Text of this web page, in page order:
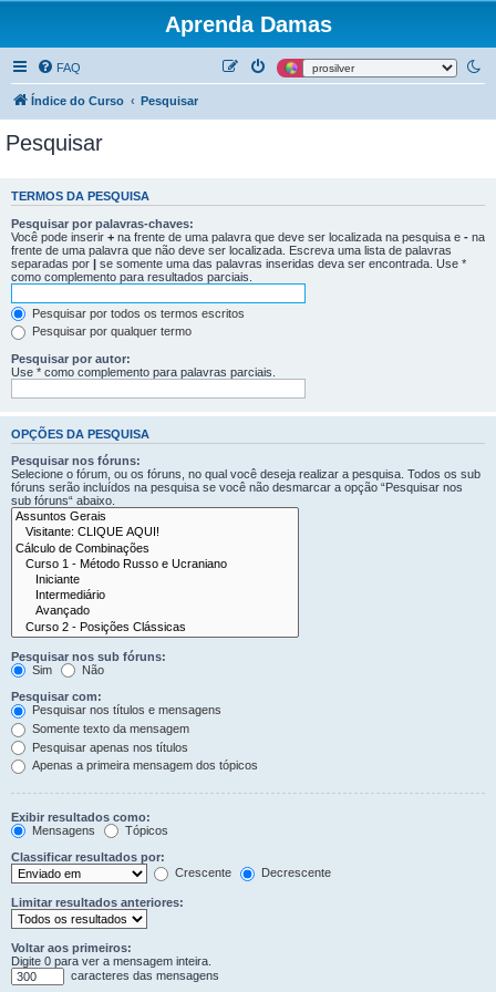
Aprenda Damas
FAQ
Índice do Curso Pesquisar
Pesquisar
TERMOS DA PESQUISA
Pesquisar por palavras-chaves:
Você pode inserir + na frente de uma palavra que deve ser localizada na pesquisa e - na
frente de uma palavra que não deve ser localizada. Escreva uma lista de palavras
separadas por | se somente uma das palavras inseridas deva ser encontrada. Use *
como complemento para resultados parciais.
Pesquisar por todos os termos escritos
Pesquisar por qualquer termo
Pesquisar por autor:
Use * como complemento para palavras parciais.
OPÇÕES DA PESQUISA
Pesquisar nos fóruns:
Selecione o fórum, ou os fóruns, no qual você deseja realizar a pesquisa. Todos os sub
fóruns serão incluídos na pesquisa se você não desmarcar a opção “Pesquisar nos
sub fóruns“ abaixo.
Pesquisar nos sub fóruns:
Sim
Não
Pesquisar com:
Pesquisar nos títulos e mensagens
Somente texto da mensagem
Pesquisar apenas nos títulos
Apenas a primeira mensagem dos tópicos
Exibir resultados como:
Mensagens
Tópicos
Classificar resultados por:
Crescente
Decrescente
Limitar resultados anteriores:
Voltar aos primeiros:
Digite 0 para ver a mensagem inteira.
caracteres das mensagens